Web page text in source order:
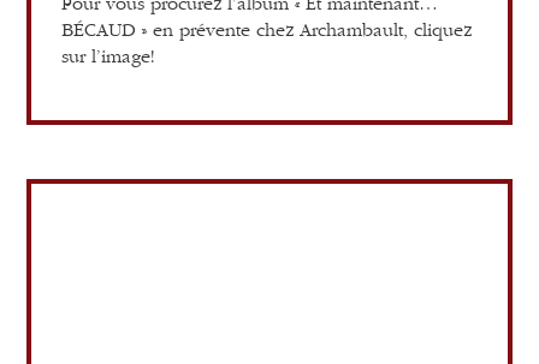
Pour vous procurez l’album « Et maintenant…
BÉCAUD » en prévente chez Archambault, cliquez
sur l’image!